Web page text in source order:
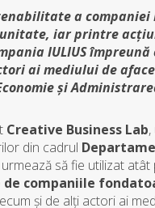
a companiei
iar printre
IULIUS împreună
ai mediului de
și
Creative Business Lab
din cadrul
să fie utilizat atât
companiile
și de alți actori ai